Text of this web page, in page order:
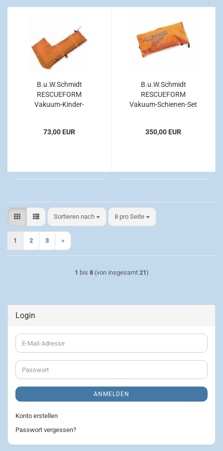
B.u.W.Schmidt
RESCUEFORM
Vakuum-Kinder-
73,00 EUR
B.u.W.Schmidt
RESCUEFORM
Vakuum-Schienen-Set
350,00 EUR
Sortieren nach
Sortieren nach 8 pro Seite
pro Seite
1 2 3 »
1 bis 8(von insgesamt 21)
Login
E-
Mail-
Adresse
Passwort
ANMELDEN
Konto erstellen
Passwort vergessen?